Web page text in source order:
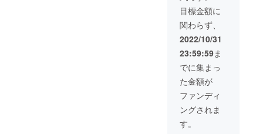
の皆さんに
味わって頂
きたいと言
う思いから
海外商品を
積極的に日
本に輸入し
ておりま
す。
旬予定
（プロ
ジェク
ト終了
次第）
【内
容】
■CORE
× 1個
■BASIC
× 1個
■GYM ×
目標金額に
関わらず、
2022/10/31
23:59:59ま
でに集まっ
た金額が
ファンディ
ングされま
す。